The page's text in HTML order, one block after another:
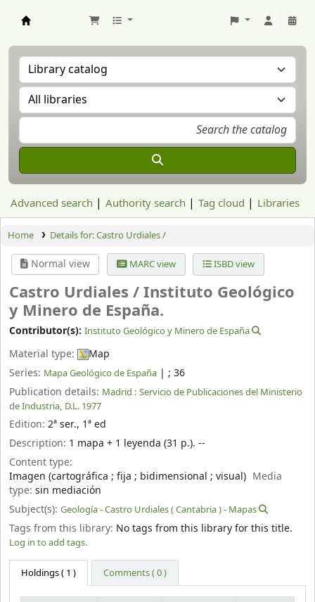
Advanced search Authority search Tag cloud Libraries
Home Details for:Castro Urdiales /
Normal view MARC view ISBD view
Castro Urdiales /Instituto Geológico
y Minero de España.
Contributor(s): Instituto Geológico y Minero de España
Material type:
Map
Series: Mapa Geológico de España | ; 36
Publication details: Madrid : Servicio de Publicaciones del Ministerio
de Industria, D.L. 1977
Edition: 2ª ser., 1ª ed
Description: 1 mapa + 1 leyenda (31 p.). --
Content type:
Imagen (cartográfica ; fija ; bidimensional ; visual) Media
type: sin mediación
Subject(s): Geología - Castro Urdiales ( Cantabria ) - Mapas
Tags from this library: No tags from this library for this title.
Log in to add tags.
Holdings( 1 ) Comments ( 0 )